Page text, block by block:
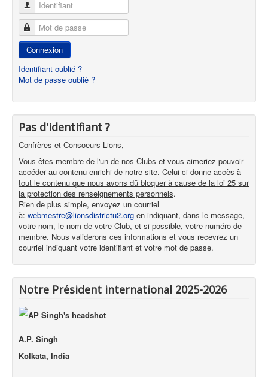
Identifiant
Mot de passe
Connexion
Identifiant oublié ?
Mot de passe oublié ?
Pas d'identifiant ?
Confrères et Consoeurs Lions,
Vous êtes membre de l'un de nos Clubs et vous aimeriez pouvoir
accéder au contenu enrichi de notre site. Celui-ci donne accès à
tout le contenu que nous avons dû bloquer à cause de la loi 25 sur
la protection des renseignements personnels.
Rien de plus simple, envoyez un courriel
à: webmestre@lionsdistrictu2.org en indiquant, dans le message,
votre nom, le nom de votre Club, et si possible, votre numéro de
membre. Nous validerons ces informations et vous recevrez un
courriel indiquant votre identifiant et votre mot de passe.
Notre Président international 2025-2026
A.P. Singh
Kolkata, India